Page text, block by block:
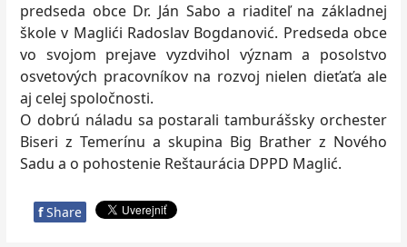
predseda obce Dr. Ján Sabo a riaditeľ na základnej
škole v Maglići Radoslav Bogdanović. Predseda obce
vo svojom prejave vyzdvihol význam a posolstvo
osvetových pracovníkov na rozvoj nielen dieťaťa ale
aj celej spoločnosti.
O dobrú náladu sa postarali tamburášsky orchester
Biseri z Temerínu a skupina Big Brather z Nového
Sadu a o pohostenie Reštaurácia DPPD Maglić.
f Share